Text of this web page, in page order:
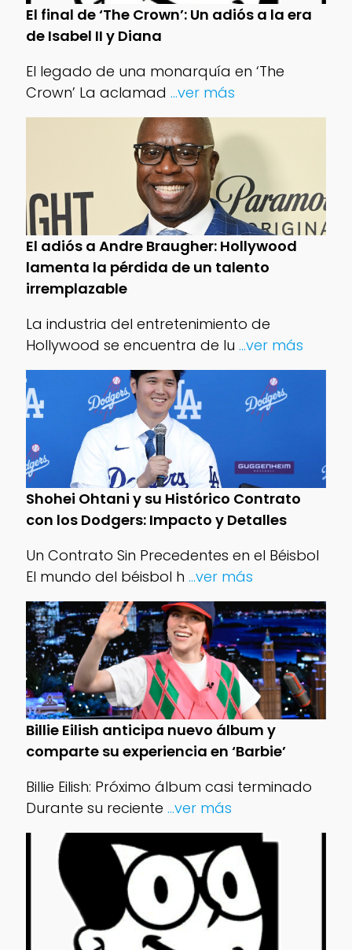
El final de ‘The Crown’: Un adiós a la era
de Isabel II y Diana
El legado de una monarquía en ‘The
Crown’ La aclamad ...ver más
El adiós a Andre Braugher: Hollywood
lamenta la pérdida de un talento
irremplazable
La industria del entretenimiento de
Hollywood se encuentra de lu ...ver más
Shohei Ohtani y su Histórico Contrato
con los Dodgers: Impacto y Detalles
Un Contrato Sin Precedentes en el Béisbol
El mundo del béisbol h ...ver más
Billie Eilish anticipa nuevo álbum y
comparte su experiencia en ‘Barbie’
Billie Eilish: Próximo álbum casi terminado
Durante su reciente ...ver más